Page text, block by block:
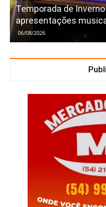
Temporada de
apresentações
06/08/2026